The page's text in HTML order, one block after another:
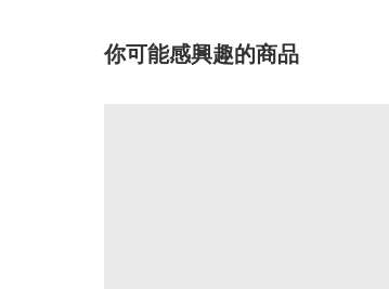
你可能感興趣的商品